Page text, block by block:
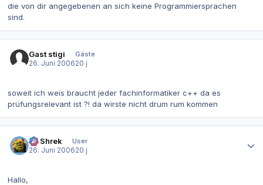
die von dir angegebenen an sich keine Programmiersprachen
sind.
Gast stigi
Gäste
26. Juni 200620 j
soweit ich weis braucht jeder fachinformatiker c++ da es
prüfungsrelevant ist ?! da wirste nicht drum rum kommen
IT-Shrek
User
26. Juni 200620 j
Hallo,